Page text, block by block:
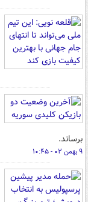
برساند.
۹ بهمن ۰۲ - ۱۰:۴۵